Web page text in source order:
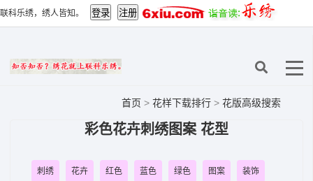
联科乐绣，绣人皆知。
首页 > 花样下载排行 > 花版高级搜索
彩色花卉刺绣图案 花型
刺绣 花卉 红色 蓝色 绿色 图案 装饰